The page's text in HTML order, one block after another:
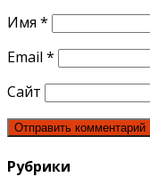
Имя *
Email *
Сайт
Рубрики